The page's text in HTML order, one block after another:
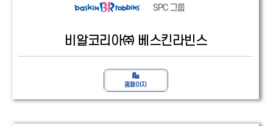
비알코리아㈜ 베스킨라빈스